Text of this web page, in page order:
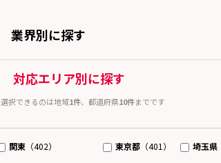
業界別に探す
対応エリア別に探す
選択できるのは地域1件、都道府県10件までです
関東 （402） 東京都（401） 埼玉県